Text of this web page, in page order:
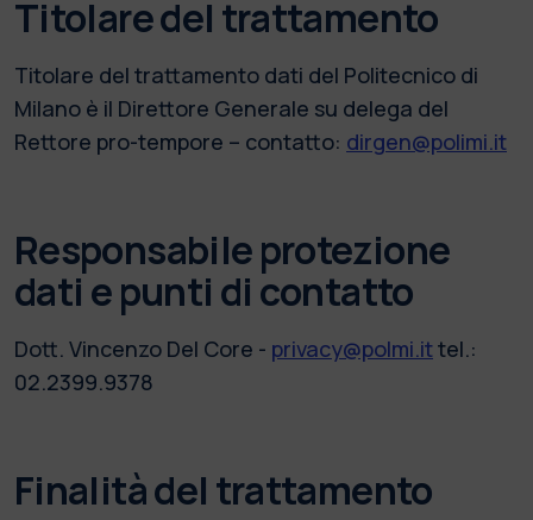
Titolare del trattamento
Titolare del trattamento dati del Politecnico di
Milano è il Direttore Generale su delega del
Rettore pro-tempore – contatto: dirgen@polimi.it
Responsabile protezione
dati e punti di contatto
Dott. Vincenzo Del Core - privacy@polmi.ittel.:
02.2399.9378
Finalità del trattamento